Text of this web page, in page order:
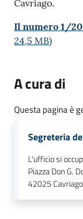
Cavriago.
Il numero 1/
24,5 MB)
A cura di
Questa pagina è
Segreteria
L'ufficio si
Piazza Don G.
42025Cavriago